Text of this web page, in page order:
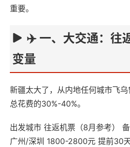
重要。
✈️ 一、大交通：往
变量
新疆太大了，从内地任何城市飞
总花费的30%-40%。
出发城市 往返机票（8月参考）
广州/深圳 1800-2800元 提前30